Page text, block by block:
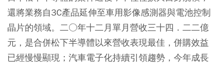
還將業務自3C產品延伸至車用影像感測器與電池控制
晶片的領域。二○年十二月單月營收三十四．二二億
元，是合併松下半導體以來營收表現最佳，併購效益
已經慢慢顯現；汽車電子化持續引領趨勢，今年成長